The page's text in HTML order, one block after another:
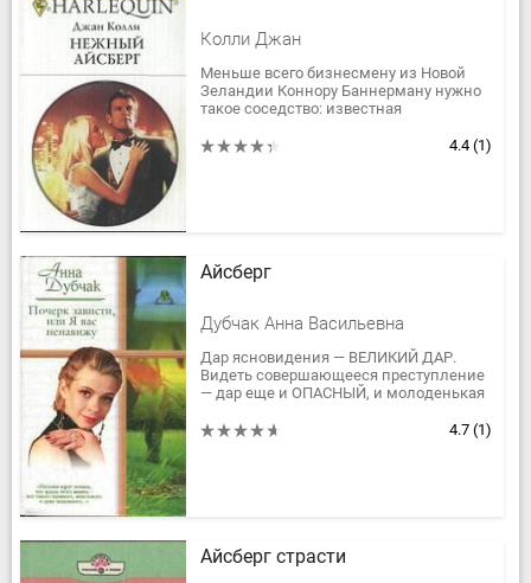
Колли Джан
Меньше всего бизнесмену из Новой
Зеландии Коннору Баннерману нужно
такое соседство: известная
светской хроники. Свое уединение...
4.4 (1)
Айсберг
Дубчак Анна Васильевна
Дар ясновидения — ВЕЛИКИЙ ДАР.
Видеть совершающееся преступление
— дар еще и ОПАСНЫЙ, и молоденькая
этом знает, — но все равно...
4.7 (1)
Айсберг страсти